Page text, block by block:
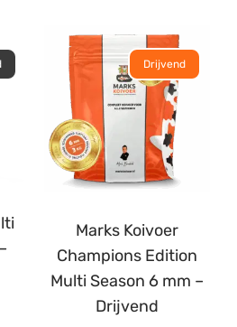
Drijvend
Marks Koivoer
Champions Edition
Multi Season 6 mm –
Drijvend